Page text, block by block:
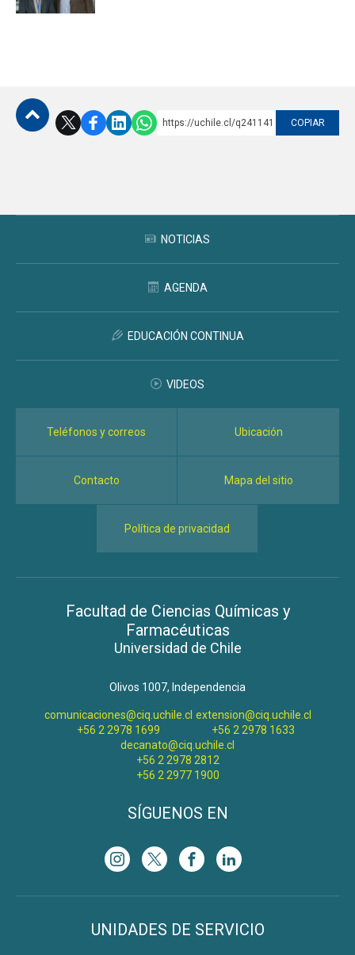
https://uchile.cl/q241141 COPIAR
NOTICIAS
AGENDA
EDUCACIÓN CONTINUA
VIDEOS
Teléfonos y correos Ubicación
Contacto Mapa del sitio
Política de privacidad
Facultad de Ciencias Químicas y
Farmacéuticas
Universidad de Chile
Olivos 1007, Independencia
comunicaciones@ciq.uchile.cl
+56 2 2978 1699
extension@ciq.uchile.cl
+56 2 2978 1633
decanato@ciq.uchile.cl
+56 2 2978 2812
+56 2 2977 1900
SÍGUENOS EN
UNIDADES DE SERVICIO